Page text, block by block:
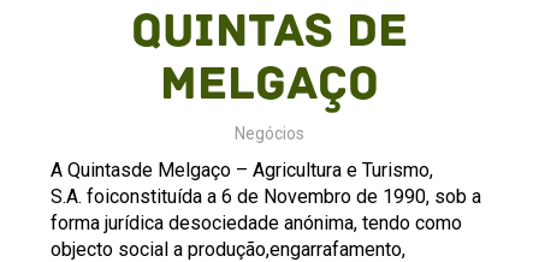
Quintas de
Melgaço
Negócios
A Quintasde Melgaço – Agricultura e Turismo,
S.A. foiconstituída a 6 de Novembro de 1990, sob a
forma jurídica desociedade anónima, tendo como
objecto social a produção,engarrafamento,